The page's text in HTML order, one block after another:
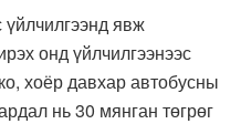
явж
онд үйлчилгээнээс
хоёр давхар автобусны
нь 30 мянган төгрөг